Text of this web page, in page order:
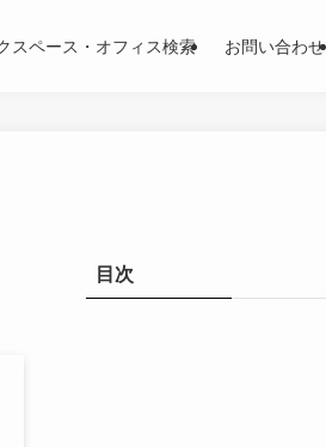
スペース・オフィス検索 お問い合わせ
目次